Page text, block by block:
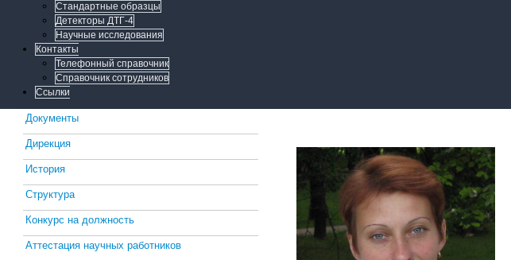
Стандартные образцы
Детекторы ДТГ-4
Научные исследования
Контакты
Телефонный справочник
Справочник сотрудников
Ссылки
Документы
Дирекция
История
Структура
Конкурс на должность
Аттестация научных работников